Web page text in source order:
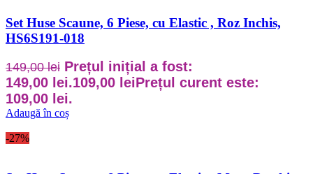
Set Huse Scaune, 6 Piese, cu Elastic , Roz Inchis,
HS6S191-018
149,00lei Prețul inițial a fost:
149,00 lei.109,00 leiPrețul curent este:
109,00 lei.
Adaugă în coș
-27%